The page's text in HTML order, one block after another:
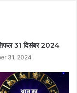
31 दिसंबर 2024
31, 2024